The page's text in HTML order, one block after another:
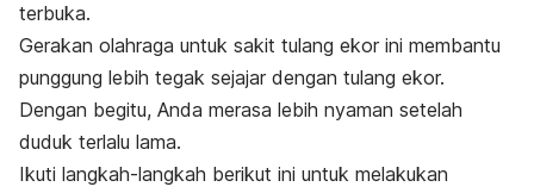
terbuka.
Gerakan olahraga untuk sakit tulang ekor ini membantu
punggung lebih tegak sejajar dengan tulang ekor.
Dengan begitu, Anda merasa lebih nyaman setelah
duduk terlalu lama.
Ikuti langkah-langkah berikut ini untuk melakukan